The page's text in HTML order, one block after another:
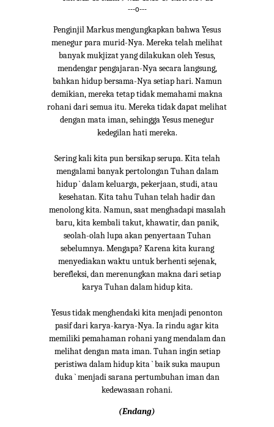
---o---
Penginjil Markus mengungkapkan bahwa Yesus
menegur para murid-Nya. Mereka telah melihat
banyak mukjizat yang dilakukan oleh Yesus,
mendengar pengajaran-Nya secara langsung,
bahkan hidup bersama-Nya setiap hari. Namun
demikian, mereka tetap tidak memahami makna
rohani dari semua itu. Mereka tidak dapat melihat
dengan mata iman, sehingga Yesus menegur
kedegilan hati mereka.
Sering kali kita pun bersikap serupa. Kita telah
mengalami banyak pertolongan Tuhan dalam
hidup ` dalam keluarga, pekerjaan, studi, atau
kesehatan. Kita tahu Tuhan telah hadir dan
menolong kita. Namun, saat menghadapi masalah
baru, kita kembali takut, khawatir, dan panik,
seolah-olah lupa akan penyertaan Tuhan
sebelumnya. Mengapa? Karena kita kurang
menyediakan waktu untuk berhenti sejenak,
berefleksi, dan merenungkan makna dari setiap
karya Tuhan dalam hidup kita.
Yesus tidak menghendaki kita menjadi penonton
pasif dari karya-karya-Nya. Ia rindu agar kita
memiliki pemahaman rohani yang mendalam dan
melihat dengan mata iman. Tuhan ingin setiap
peristiwa dalam hidup kita ` baik suka maupun
duka ` menjadi sarana pertumbuhan iman dan
kedewasaan rohani.
(Endang)